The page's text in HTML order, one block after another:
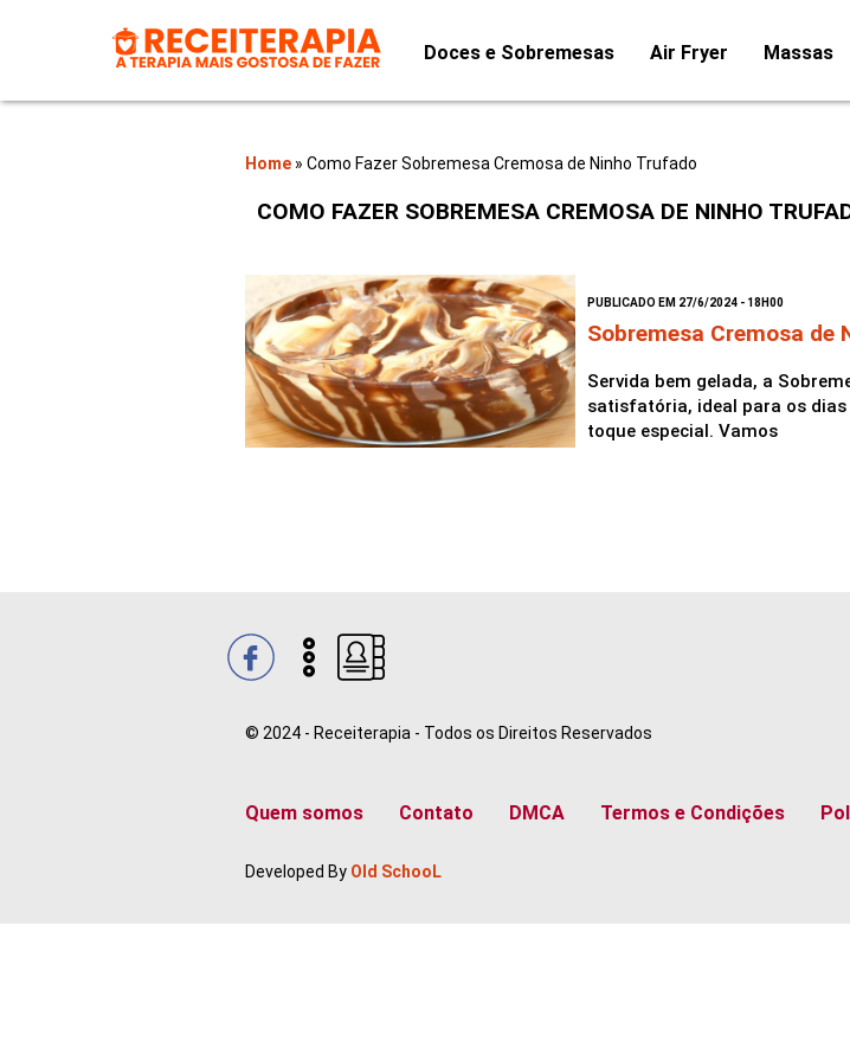
Doces e Sobremesas Air Fryer Massas
Home » Como Fazer Sobremesa Cremosa de Ninho Trufado
COMO FAZER SOBREMESA CREMOSA DE NINHO
PUBLICADO EM 27/6/2024 - 18H00
Sobremesa Cremosa de
Servida bem gelada, a
satisfatória, ideal para os
toque especial. Vamos
© 2024 - Receiterapia - Todos os Direitos Reservados
Quem somos Contato DMCA Termos e Condições
Developed By Old SchooL